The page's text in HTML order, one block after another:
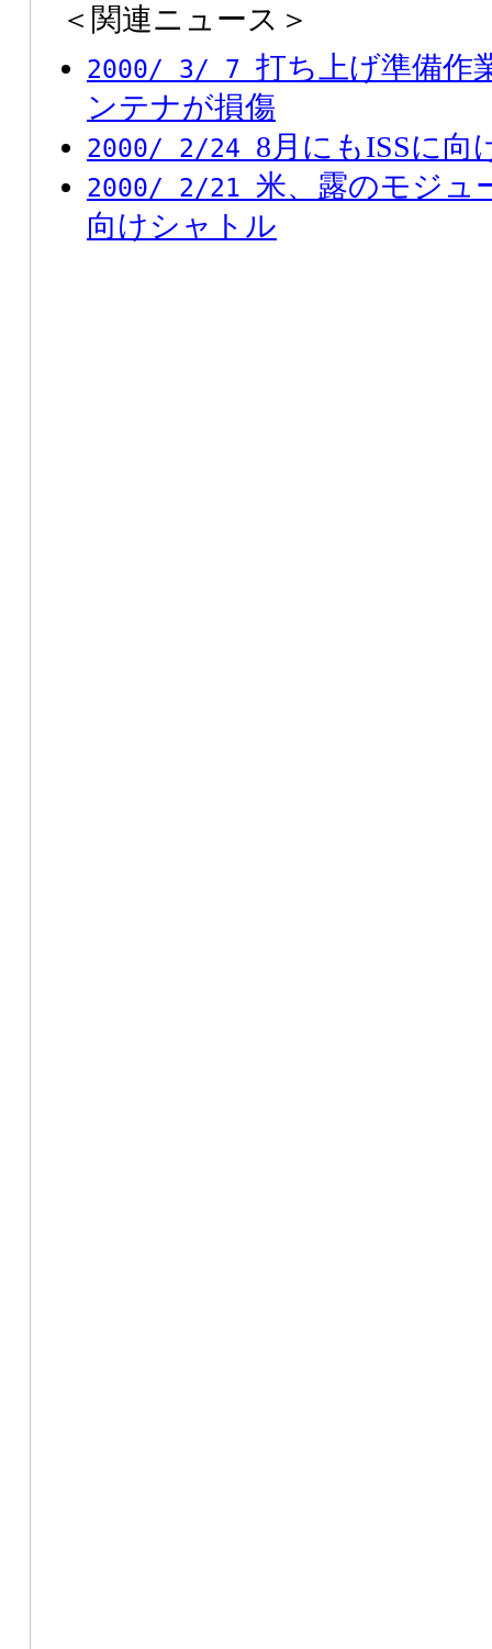
＜関連ニュース＞
2000/ 3/ 7 打ち上げ準備作
ンテナが損傷
2000/ 2/24 8月にもISSに向
2000/ 2/21 米、露のモジュ
向けシャトル